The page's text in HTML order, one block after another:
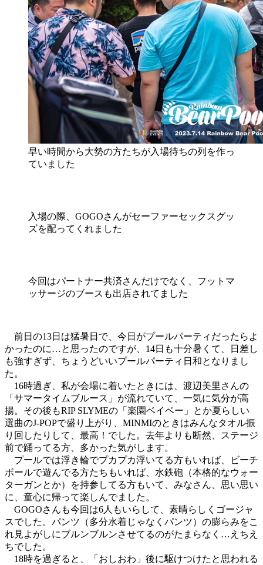
早い時間から大勢の方たちが入場待ちの列を作っ
ていました
入場の際、GOGOさんがセーファーセックスグッ
ズを配ってくれました
今回はパートナー共済さんだけでなく、フットマ
ッサージのブースも出店されてました
前日の13日は猛暑日で、今日がプールパーティだったらよ
かったのに…と思ったのですが、14日も十分暑くて、日差し
も強すぎず、ちょうどいいプールパーティ日和となりまし
た。
16時過ぎ、私が会場に着いたときには、渡辺美里さんの
「サマータイムブルース」が流れていて、一気に気分が高
揚。その後もRIP SLYMEの「楽園ベイベー」とか夏らしい
選曲のJ-POPで盛り上がり、MINMIのときはみんなタオル振
り回したりして、最高！でした。去年よりも断然、ステージ
前で踊ってる方、多かった気がします。
プールでは浮き輪でプカプカ浮いてる方もいれば、ビーチ
ボールで遊んでる方たちもいれば、水鉄砲（本格的なウォー
ターガンとか）を持参してる方もいて、みなさん、思い思い
に、童心に帰って楽しんでました。
GOGOさんも今回は6人もいらして、素晴らしくゴージャ
スでした。パンツ（多分水着じゃなくパンツ）の膨らみをこ
れ見よがしにブルンブルンさせてるのがたまらなく…えちえ
ちでした。
18時を過ぎると、「おしおわ」後に駆けつけたと思われる